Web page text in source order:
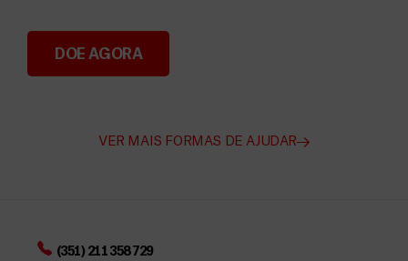
Angarie Fundos para a MSF
DOE AGORA
VER MAIS FORMAS DE AJUDAR
(351) 211 358 729